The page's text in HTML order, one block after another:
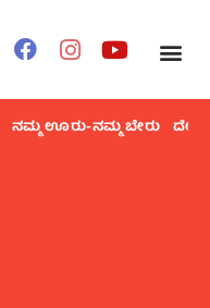
ನಮ್ಮ ಊರು-ನಮ್ಮ ಬೇರು ದೇಶ